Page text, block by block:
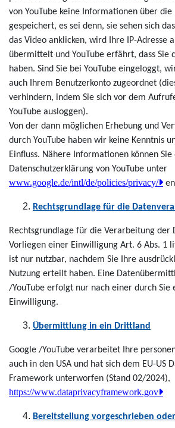
von YouTube keine Informationen über
gespeichert, es sei denn, sie sehen sich
das Video anklicken, wird Ihre IP-Adresse
übermittelt und YouTube erfährt, dass Sie
haben. Sind Sie bei YouTube eingeloggt,
auch Ihrem Benutzerkonto zugeordnet
verhindern, indem Sie sich vor dem
YouTube ausloggen).
Von der dann möglichen Erhebung und
durch YouTube haben wir keine Kenntnis
Einfluss. Nähere Informationen können Sie
Datenschutzerklärung von YouTube unter
www.google.de/intl/de/policies/privacy/
Rechtsgrundlage für die
Rechtsgrundlage für die Verarbeitung der
Vorliegen einer Einwilligung Art. 6 Abs. 1
ist nur nutzbar, nachdem Sie Ihre
Nutzung erteilt haben. Eine
/YouTube erfolgt nur nach einer durch Sie
Einwilligung.
Übermittlung in ein Drittland
Google /YouTube verarbeitet Ihre
auch in den USA und hat sich dem EU-US
Framework unterworfen (Stand 02/2024),
https://www.dataprivacyframework.gov
Bereitstellung vorgeschrieben